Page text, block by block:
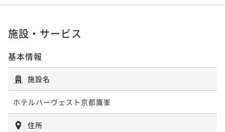
施設・サービス
基本情報
施設名
ホテルハーヴェスト京都鷹峯
住所